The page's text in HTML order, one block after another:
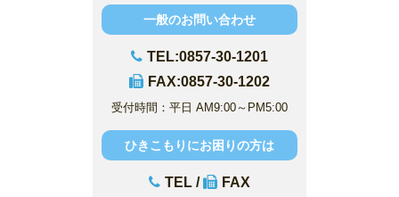
一般のお問い合わせ
TEL:0857-30-1201
FAX:0857-30-1202
受付時間：平日 AM9:00～PM5:00
ひきこもりにお困りの方は
TEL /
FAX